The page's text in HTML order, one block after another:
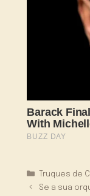
Categorias
Truques de
Se a sua